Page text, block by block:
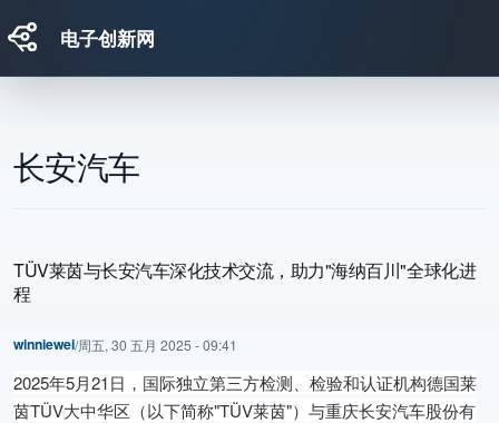
电子创新网
长安汽车
TÜV莱茵与长安汽车深化技术交流，助力"海纳百川"全球化进
程
winniewei/周五, 30 五月 2025 - 09:41
2025年5月21日，国际独立第三方检测、检验和认证机构德国莱
茵TÜV大中华区（以下简称"TÜV莱茵"）与重庆长安汽车股份有